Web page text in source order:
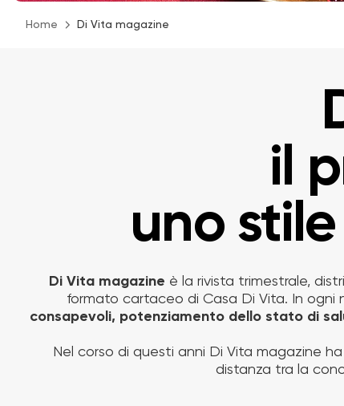
Home Di Vita magazine
il
uno
Di Vita magazine è la rivista trimestrale,
formato cartaceo di Casa Di Vita. In ogni
consapevoli, potenziamento dello stato di
Nel corso di questi anni Di Vita magazine
distanza tra la